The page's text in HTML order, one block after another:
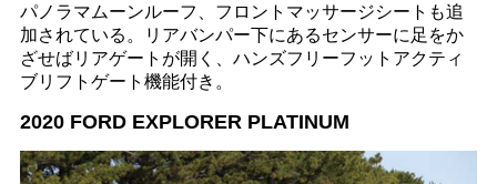
パノラマムーンルーフ、フロントマッサージシートも追
加されている。リアバンパー下にあるセンサーに足をか
ざせばリアゲートが開く、ハンズフリーフットアクティ
ブリフトゲート機能付き。
2020 FORD EXPLORER PLATINUM